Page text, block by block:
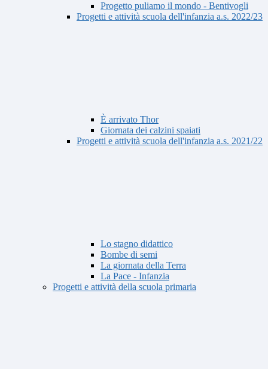
Progetto puliamo il mondo - Bentivogli
Progetti e attività scuola dell'infanzia a.s. 2022/23
È arrivato Thor
Giornata dei calzini spaiati
Progetti e attività scuola dell'infanzia a.s. 2021/22
Lo stagno didattico
Bombe di semi
La giornata della Terra
La Pace - Infanzia
Progetti e attività della scuola primaria